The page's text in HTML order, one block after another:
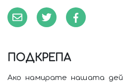
ПОДКРЕПА
Ако намирате нашата